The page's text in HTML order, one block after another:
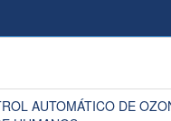
AUTOMÁTICO DE